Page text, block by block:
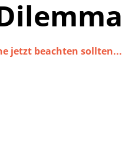
jetzt beachten sollten...